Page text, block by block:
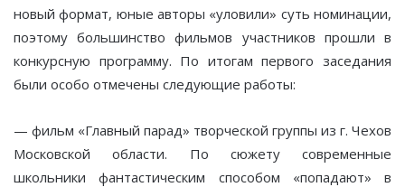
новый формат, юные авторы «уловили» суть номинации,
поэтому большинство фильмов участников прошли в
конкурсную программу. По итогам первого заседания
были особо отмечены следующие работы:
— фильм «Главный парад» творческой группы из г. Чехов
Московской области. По сюжету современные
школьники фантастическим способом «попадают» в